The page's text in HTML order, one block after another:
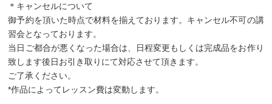
＊キャンセルについて
御予約を頂いた時点で材料を揃えております。キャンセル不可の講
習会となっております。
当日ご都合が悪くなった場合は、日程変更もしくは完成品をお作り
致します後日お引き取りにて対応させて頂きます。
ご了承ください。
*作品によってレッスン費は変動します。